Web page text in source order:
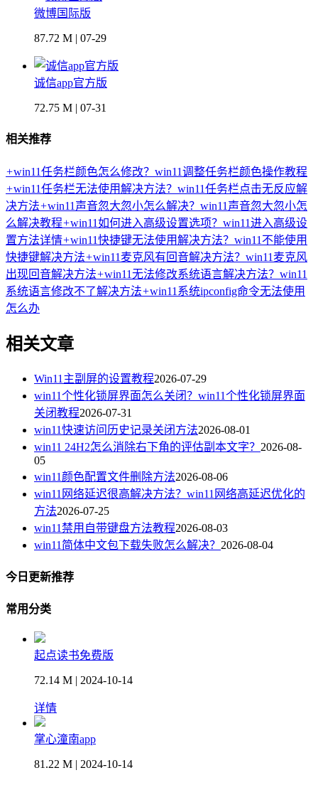
微博国际版
87.72 M | 07-29
诚信app官方版
72.75 M | 07-31
相关推荐
+win11任务栏颜色怎么修改？win11调整任务栏颜色操作教程
+win11任务栏无法使用解决方法？win11任务栏点击无反应解
决方法+win11声音忽大忽小怎么解决？win11声音忽大忽小怎
么解决教程+win11如何进入高级设置选项？win11进入高级设
置方法详情+win11快捷键无法使用解决方法？win11不能使用
快捷键解决方法+win11麦克风有回音解决方法？win11麦克风
出现回音解决方法+win11无法修改系统语言解决方法？win11
系统语言修改不了解决方法+win11系统ipconfig命令无法使用
怎么办
相关文章
Win11主副屏的设置教程2026-07-29
win11个性化锁屏界面怎么关闭？win11个性化锁屏界面
关闭教程2026-07-31
win11快速访问历史记录关闭方法2026-08-01
win11 24H2怎么消除右下角的评估副本文字？ 2026-08-
05
win11颜色配置文件删除方法2026-08-06
win11网络延迟很高解决方法？win11网络高延迟优化的
方法2026-07-25
win11禁用自带键盘方法教程2026-08-03
win11简体中文包下载失败怎么解决？ 2026-08-04
今日更新推荐
常用分类
起点读书免费版
72.14 M | 2024-10-14
详情
掌心潼南app
81.22 M | 2024-10-14